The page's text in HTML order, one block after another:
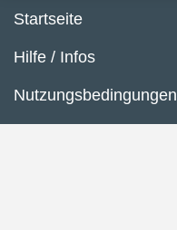
Startseite
Hilfe / Infos
Nutzungsbedingungen